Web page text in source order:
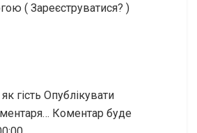
( Зареєструватися? )
гість Опублікувати
Коментар буде